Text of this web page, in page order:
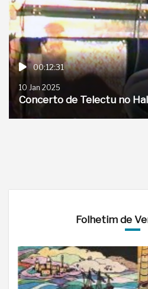
00:12:31
10 Jan 2025
Concerto de Telectu no
Folhetim de